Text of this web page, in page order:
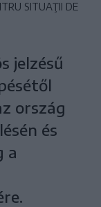
SITUAŢII DE
jelzésű
ország
és
a